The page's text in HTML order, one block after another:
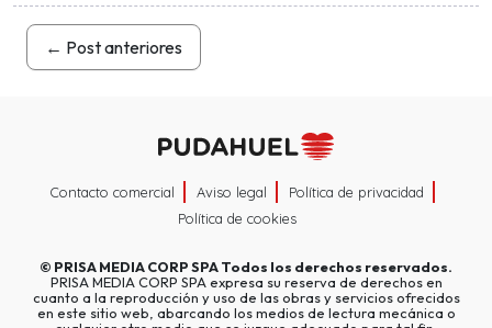
← Post anteriores
Contacto comercial Aviso legal
Política de privacidad
Política de cookies
© PRISA MEDIA CORP SPATodos los derechos reservados.
PRISA MEDIA CORP SPA expresa su reserva de derechos en
cuanto a la reproducción y uso de las obras y servicios ofrecidos
en este sitio web, abarcando los medios de lectura mecánica o